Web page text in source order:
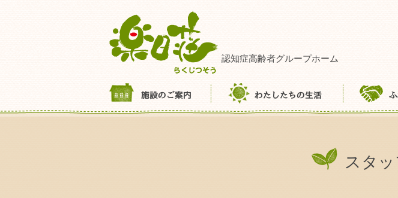
認知症高齢者グループホーム
スタ